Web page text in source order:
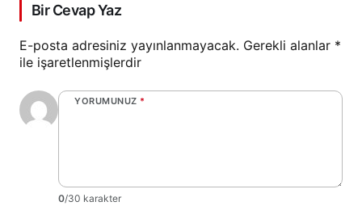
Bir Cevap Yaz
E-posta adresiniz yayınlanmayacak. Gerekli alanlar *
ile işaretlenmişlerdir
YORUMUNUZ *
0/30 karakter